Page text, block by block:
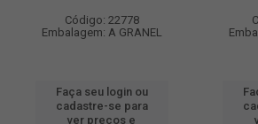
Código: 22778
Embalagem: A GRANEL
Faça seu login ou
cadastre-se para
ver preços e